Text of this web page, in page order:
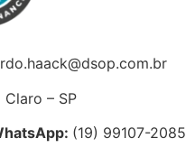
Claro – SP
(19) 99107-2085